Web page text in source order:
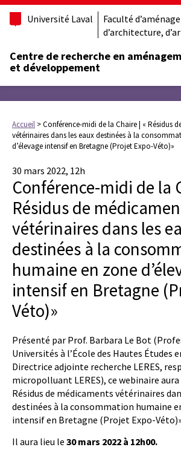
Université Laval
Faculté
d’architecture,
Centre de recherche en
et développement
Accueil >Conférence-midi de la Chaire | « Résidus
vétérinaires dans les eaux destinées à la
d’élevage intensif en Bretagne (Projet Expo-Véto)»
30 mars 2022, 12h
Conférence-midi de la
Résidus de
vétérinaires dans les
destinées à la
humaine en zone
intensif en Bretagne
Véto)»
Présenté par Prof. Barbara Le Bot
Universités à l’École des Hautes Études
Directrice adjointe recherche LERES,
micropolluant LERES), ce webinaire
Résidus de médicaments vétérinaires
destinées à la consommation humaine
intensif en Bretagne (Projet Expo-
Il aura lieu le 30 mars 2022 à 12h00.